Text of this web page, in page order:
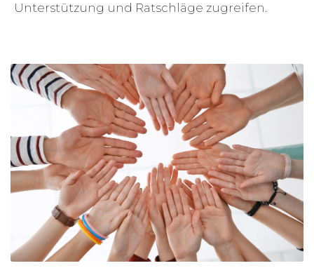
Unterstützung und Ratschläge zugreifen.